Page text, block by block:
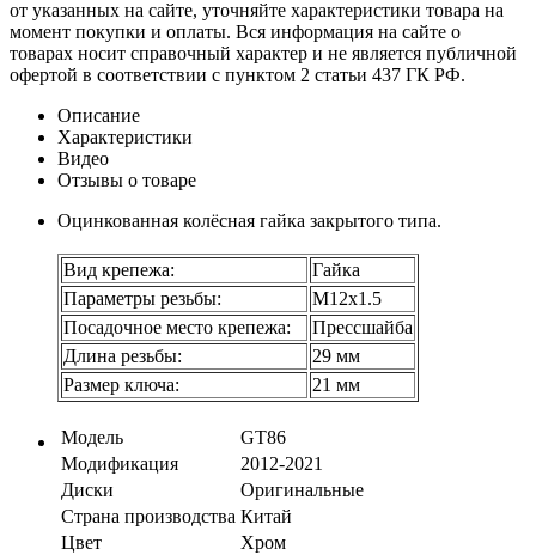
от указанных на сайте, уточняйте характеристики товара на
момент покупки и оплаты. Вся информация на сайте о
товарах носит справочный характер и не является публичной
офертой в соответствии с пунктом 2 статьи 437 ГК РФ.
Описание
Характеристики
Видео
Отзывы о товаре
Оцинкованная колёсная гайка закрытого типа.
Вид крепежа:
Гайка
Параметры резьбы:
М12х1.5
Посадочное место крепежа:
Прессшайба
Длина резьбы:
29 мм
Размер ключа:
21 мм
Модель
GT86
Модификация
2012-2021
Диски
Оригинальные
Страна производства Китай
Цвет
Хром